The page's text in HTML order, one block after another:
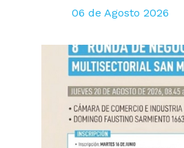
06 de Agosto 2026